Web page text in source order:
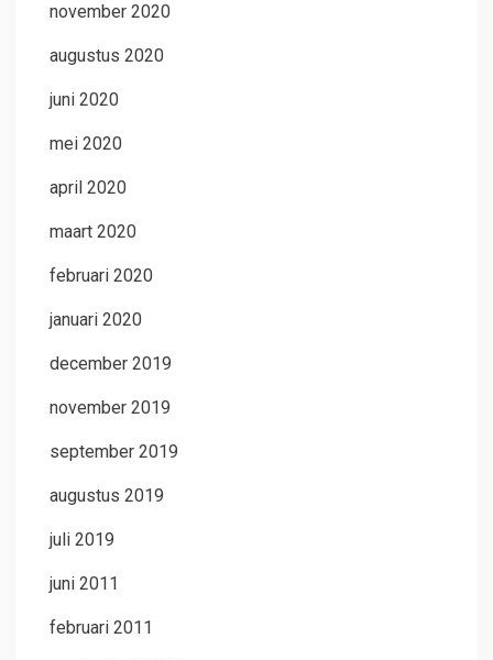
november 2020
augustus 2020
juni 2020
mei 2020
april 2020
maart 2020
februari 2020
januari 2020
december 2019
november 2019
september 2019
augustus 2019
juli 2019
juni 2011
februari 2011